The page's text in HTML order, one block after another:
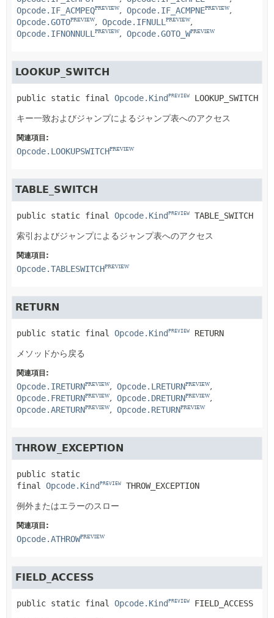
Opcode.IF_ACMPEQPREVIEW Opcode.IF_ACMPNEPREVIEW
Opcode.GOTOPREVIEW Opcode.IFNULLPREVIEW
Opcode.IFNONNULLPREVIEW Opcode.GOTO_WPREVIEW
LOOKUP_SWITCH
public static final Opcode.Kind PREVIEW LOOKUP_SWITCH
キー一致およびジャンプによるジャンプ表へのアクセス
関連項目:
Opcode.LOOKUPSWITCHPREVIEW
TABLE_SWITCH
public static final Opcode.Kind PREVIEW TABLE_SWITCH
索引およびジャンプによるジャンプ表へのアクセス
関連項目:
Opcode.TABLESWITCHPREVIEW
RETURN
public static final Opcode.Kind PREVIEW RETURN
メソッドから戻る
関連項目:
Opcode.IRETURNPREVIEW Opcode.LRETURNPREVIEW
Opcode.FRETURNPREVIEW Opcode.DRETURNPREVIEW
Opcode.ARETURNPREVIEW Opcode.RETURNPREVIEW
THROW_EXCEPTION
public static
final Opcode.Kind PREVIEW THROW_EXCEPTION
例外またはエラーのスロー
関連項目:
Opcode.ATHROWPREVIEW
FIELD_ACCESS
public static final Opcode.Kind PREVIEW FIELD_ACCESS